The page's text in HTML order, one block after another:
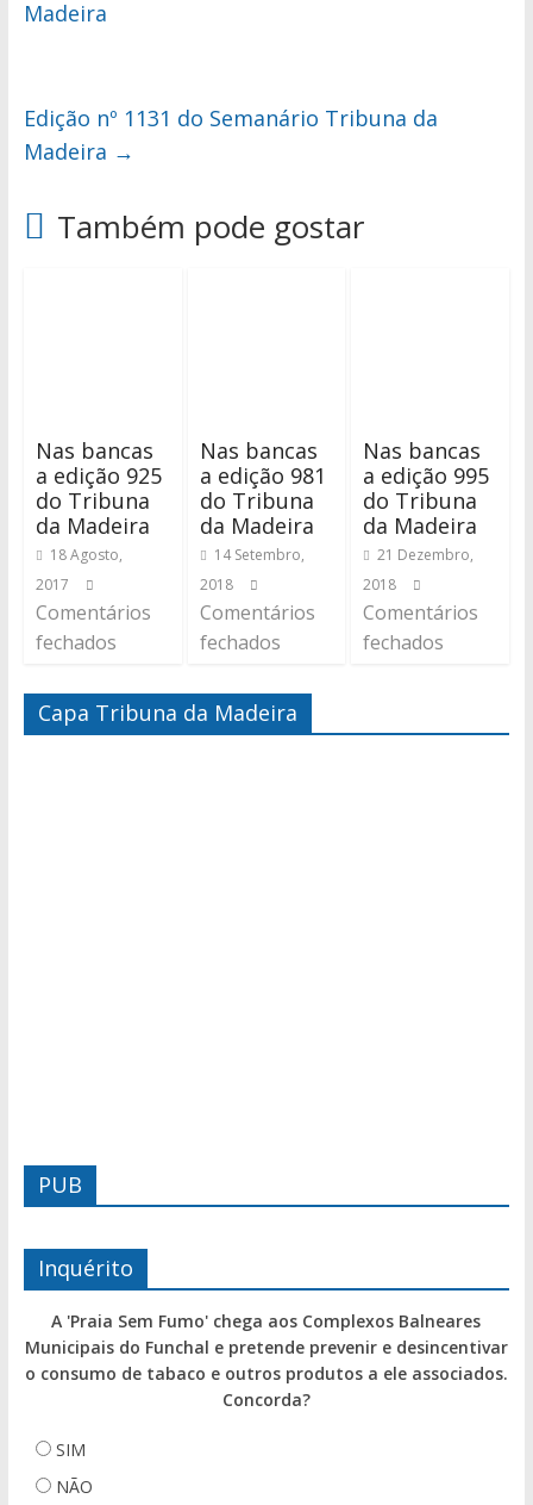
Madeira
Edição nº 1131 do Semanário Tribuna da
Madeira →
Também pode gostar
Nas bancas
a edição 925
do Tribuna
da Madeira
18 Agosto,
2017
Comentários
fechados
Nas bancas
a edição 981
do Tribuna
da Madeira
14 Setembro,
2018
Comentários
fechados
Nas bancas
a edição 995
do Tribuna
da Madeira
21 Dezembro,
2018
Comentários
fechados
Capa Tribuna da Madeira
PUB
Inquérito
A 'Praia Sem Fumo' chega aos Complexos Balneares
Municipais do Funchal e pretende prevenir e desincentivar
o consumo de tabaco e outros produtos a ele associados.
Concorda?
SIM
NÃO